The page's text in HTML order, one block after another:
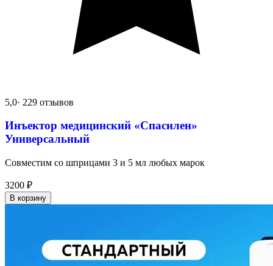
5,0· 229 отзывов
Инъектор медицинский «Спасилен»
Универсальный
Совместим со шприцами 3 и 5 мл любых марок
3200 ₽
В корзину